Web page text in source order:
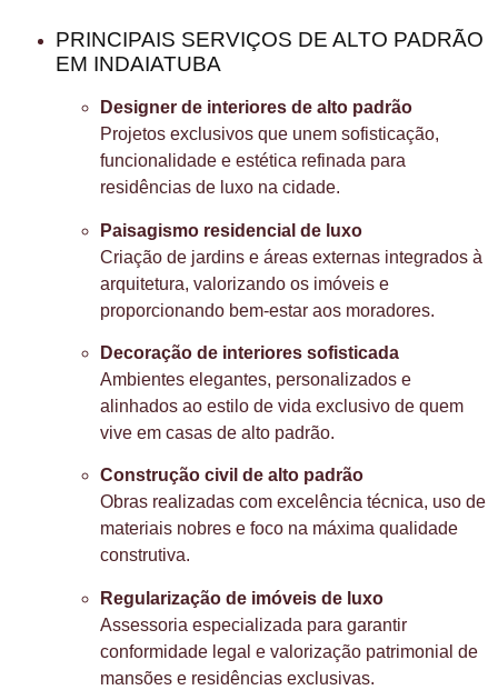
PRINCIPAIS SERVIÇOS DE ALTO PADRÃO
EM INDAIATUBA
Designer de interiores de alto padrão
Projetos exclusivos que unem sofisticação,
funcionalidade e estética refinada para
residências de luxo na cidade.
Paisagismo residencial de luxo
Criação de jardins e áreas externas integrados à
arquitetura, valorizando os imóveis e
proporcionando bem-estar aos moradores.
Decoração de interiores sofisticada
Ambientes elegantes, personalizados e
alinhados ao estilo de vida exclusivo de quem
vive em casas de alto padrão.
Construção civil de alto padrão
Obras realizadas com excelência técnica, uso de
materiais nobres e foco na máxima qualidade
construtiva.
Regularização de imóveis de luxo
Assessoria especializada para garantir
conformidade legal e valorização patrimonial de
mansões e residências exclusivas.